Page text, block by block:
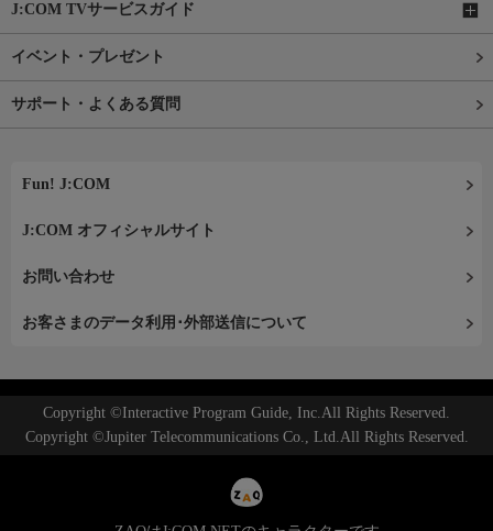
J:COM TVサービスガイド
イベント・プレゼント
サポート・よくある質問
Fun! J:COM
J:COM オフィシャルサイト
お問い合わせ
お客さまのデータ利用･外部送信について
Copyright ©Interactive Program Guide, Inc.All Rights Reserved.
Copyright ©Jupiter Telecommunications Co., Ltd.All Rights Reserved.